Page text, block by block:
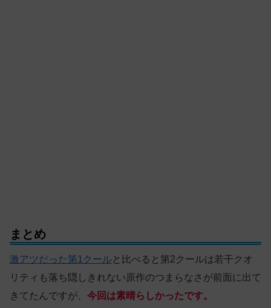
まとめ
激アツだった第1クールと比べると第2クールは若干クオ
リティも落ち隠しきれない原作のつまらなさが前面に出て
きてたんですが、 今回は素晴らしかったです。